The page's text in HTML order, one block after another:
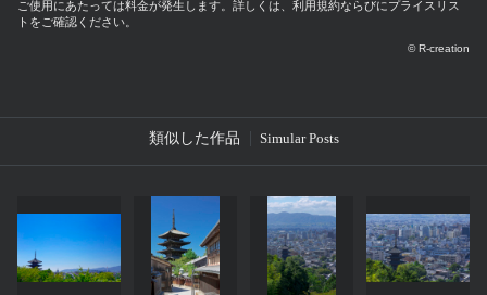
ご使用にあたっては料金が発生します。詳しくは、利用規約ならびにプライスリス
トをご確認ください。
© R-creation
類似した作品 Simular Posts